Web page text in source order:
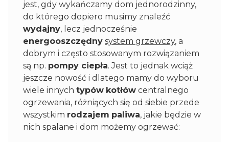
jest, gdy wykańczamy dom jednorodzinny,
do którego dopiero musimy znaleźć
wydajny, lecz jednocześnie
energooszczędny system grzewczy, a
dobrym i często stosowanym rozwiązaniem
są np. pompy ciepła. Jest to jednak wciąż
jeszcze nowość i dlatego mamy do wyboru
wiele innych typów kotłów centralnego
ogrzewania, różniących się od siebie przede
wszystkim rodzajem paliwa, jakie będzie w
nich spalane i dom możemy ogrzewać: